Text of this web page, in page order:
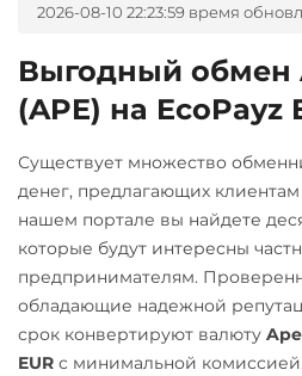
2026-08-10 22:23:59 время
Выгодный обмен
(APE) на EcoPayz
Существует множество
денег, предлагающих
нашем портале вы найдете
которые будут интересны
предпринимателям.
обладающие надежной
срок конвертируют валюту
EUR с минимальной